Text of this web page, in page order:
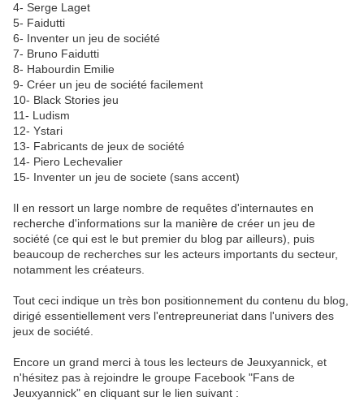
4- Serge Laget
5- Faidutti
6- Inventer un jeu de société
7- Bruno Faidutti
8- Habourdin Emilie
9- Créer un jeu de société facilement
10- Black Stories jeu
11- Ludism
12- Ystari
13- Fabricants de jeux de société
14- Piero Lechevalier
15- Inventer un jeu de societe (sans accent)
Il en ressort un large nombre de requêtes d'internautes en
recherche d'informations sur la manière de créer un jeu de
société (ce qui est le but premier du blog par ailleurs), puis
beaucoup de recherches sur les acteurs importants du secteur,
notamment les créateurs.
Tout ceci indique un très bon positionnement du contenu du blog,
dirigé essentiellement vers l'entrepreuneriat dans l'univers des
jeux de société.
Encore un grand merci à tous les lecteurs de Jeuxyannick, et
n'hésitez pas à rejoindre le groupe Facebook "Fans de
Jeuxyannick" en cliquant sur le lien suivant :